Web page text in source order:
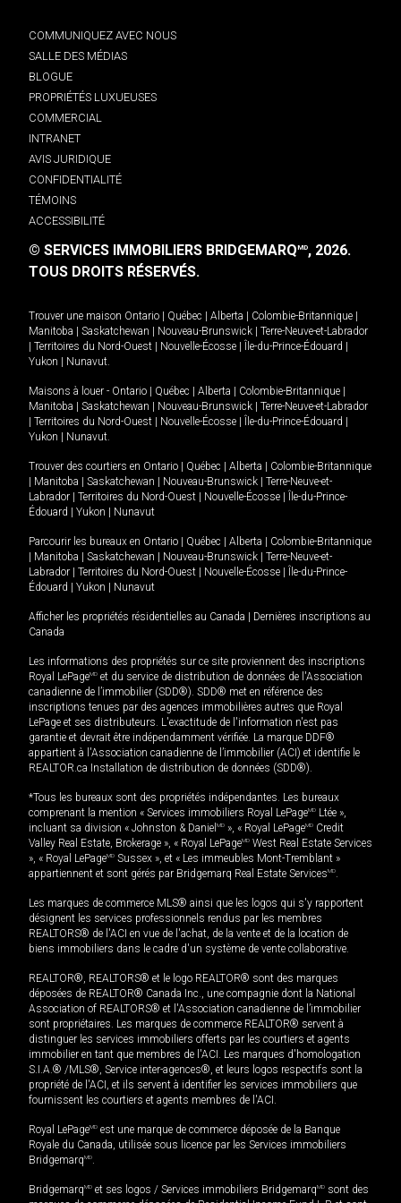
COMMUNIQUEZ AVEC NOUS
SALLE DES MÉDIAS
BLOGUE
PROPRIÉTÉS LUXUEUSES
COMMERCIAL
INTRANET
AVIS JURIDIQUE
CONFIDENTIALITÉ
TÉMOINS
ACCESSIBILITÉ
© SERVICES IMMOBILIERS BRIDGEMARQMD, 2026.
TOUS DROITS RÉSERVÉS.
Trouver une maison Ontario Québec Alberta Colombie-Britannique
Manitoba
Saskatchewan Nouveau-Brunswick
Terre-Neuve-et-Labrador
Territoires du Nord-Ouest Nouvelle-Écosse Île-du-Prince-Édouard
Yukon
Nunavut.
Maisons à louer - Ontario Québec Alberta Colombie-Britannique
Manitoba
Saskatchewan Nouveau-Brunswick
Terre-Neuve-et-Labrador
Territoires du Nord-Ouest Nouvelle-Écosse Île-du-Prince-Édouard
Yukon
Nunavut.
Trouver des courtiers en Ontario Québec Alberta
Colombie-Britannique
Manitoba Saskatchewan Nouveau-Brunswick
Terre-Neuve-et-
Labrador
Territoires du Nord-Ouest Nouvelle-Écosse
Île-du-Prince-
Édouard
Yukon Nunavut
Parcourir les bureaux en Ontario Québec Alberta
Colombie-Britannique
Manitoba Saskatchewan Nouveau-Brunswick
Terre-Neuve-et-
Labrador
Territoires du Nord-Ouest Nouvelle-Écosse
Île-du-Prince-
Édouard
Yukon Nunavut
Afficher les propriétés résidentielles au Canada
Dernières inscriptions au
Canada
Les informations des propriétés sur ce site proviennent des inscriptions
Royal LePageMD et du service de distribution de données de l'Association
canadienne de l’immobilier (SDD®). SDD® met en référence des
inscriptions tenues par des agences immobilières autres que Royal
LePage et ses distributeurs. L'exactitude de l'information n'est pas
garantie et devrait être indépendamment vérifiée. La marque DDF®
appartient à l'Association canadienne de l’immobilier (ACI) et identifie le
REALTOR.ca Installation de distribution de données (SDD®).
*Tous les bureaux sont des propriétés indépendantes. Les bureaux
comprenant la mention « Services immobiliers Royal LePageMD Ltée »,
incluant sa division « Johnston & Daniel MD », « Royal LePageMD Credit
Valley Real Estate, Brokerage », « Royal LePageMD West Real Estate Services
», « Royal LePageMD Sussex », et « Les immeubles Mont-Tremblant »
appartiennent et sont gérés par Bridgemarq Real Estate ServicesMD.
Les marques de commerce MLS® ainsi que les logos qui s'y rapportent
désignent les services professionnels rendus par les membres
REALTORS® de l'ACI en vue de l'achat, de la vente et de la location de
biens immobiliers dans le cadre d'un système de vente collaborative.
REALTOR®, REALTORS® et le logo REALTOR® sont des marques
déposées de REALTOR® Canada Inc., une compagnie dont la National
Association of REALTORS® et l'Association canadienne de l’immobilier
sont propriétaires. Les marques de commerce REALTOR® servent à
distinguer les services immobiliers offerts par les courtiers et agents
immobilier en tant que membres de l'ACI. Les marques d'homologation
S.I.A.® /MLS®, Service inter-agences®, et leurs logos respectifs sont la
propriété de l'ACI, et ils servent à identifier les services immobiliers que
fournissent les courtiers et agents membres de l'ACI.
Royal LePageMD est une marque de commerce déposée de la Banque
Royale du Canada, utilisée sous licence par les Services immobiliers
BridgemarqMD.
BridgemarqMD et ses logos / Services immobiliers BridgemarqMD sont des